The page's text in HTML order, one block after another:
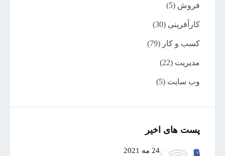
فروش (5)
کارآفرینی (30)
کسب و کار (79)
مدیریت (22)
وب سایت (5)
پست های اخیر
24 مه 2021